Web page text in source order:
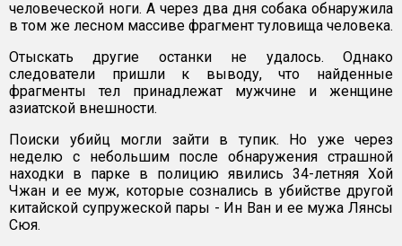
человеческой ноги. А через два дня собака обнаружила
в том же лесном массиве фрагмент туловища человека.
Отыскать другие останки не удалось. Однако
следователи пришли к выводу, что найденные
фрагменты тел принадлежат мужчине и женщине
азиатской внешности.
Поиски убийц могли зайти в тупик. Но уже через
неделю с небольшим после обнаружения страшной
находки в парке в полицию явились 34-летняя Хой
Чжан и ее муж, которые сознались в убийстве другой
китайской супружеской пары - Ин Ван и ее мужа Лянсы
Сюя.